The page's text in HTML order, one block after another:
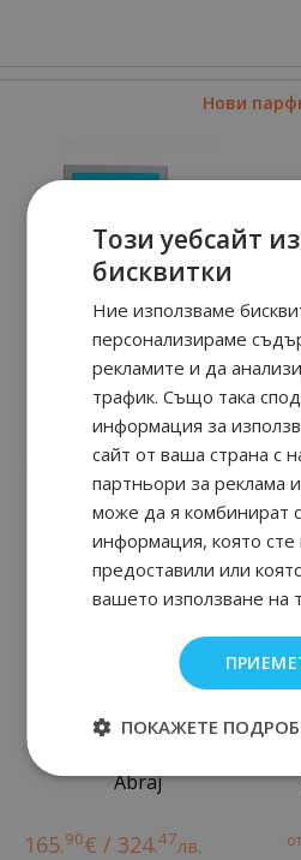
Нови
Sama
€ / 254. 06лв.
Abraj
165.90€ / 324.47лв. от
Този уебсайт
бисквитки
Ние използваме
персонализираме
рекламите и да
трафик. Също така
информация за
сайт от ваша страна с
партньори за реклама
може да я комбинират
информация, която сте
предоставили или
вашето използване на
ПОКАЖЕТЕ